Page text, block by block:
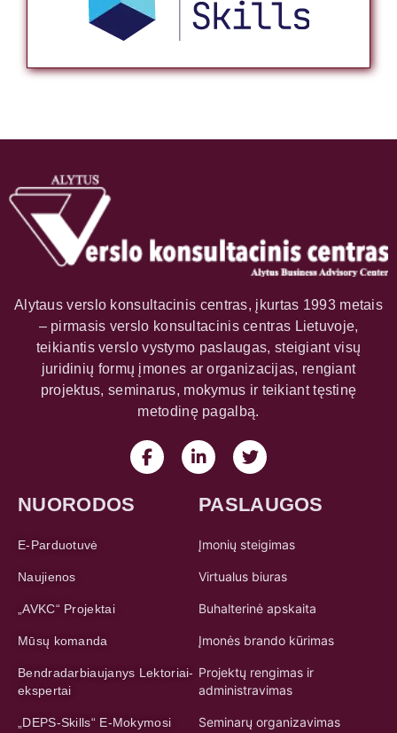
Alytaus verslo konsultacinis centras, įkurtas 1993 metais
– pirmasis verslo konsultacinis centras Lietuvoje,
teikiantis verslo vystymo paslaugas, steigiant visų
juridinių formų įmones ar organizacijas, rengiant
projektus, seminarus, mokymus ir teikiant tęstinę
metodinę pagalbą.
NUORODOS
E-Parduotuvė
Naujienos
„AVKC“ Projektai
Mūsų komanda
Bendradarbiaujanys Lektoriai-
ekspertai
„DEPS-Skills“ E-Mokymosi
PASLAUGOS
Įmonių steigimas
Virtualus biuras
Buhalterinė apskaita
Įmonės brando kūrimas
Projektų rengimas ir
administravimas
Seminarų organizavimas